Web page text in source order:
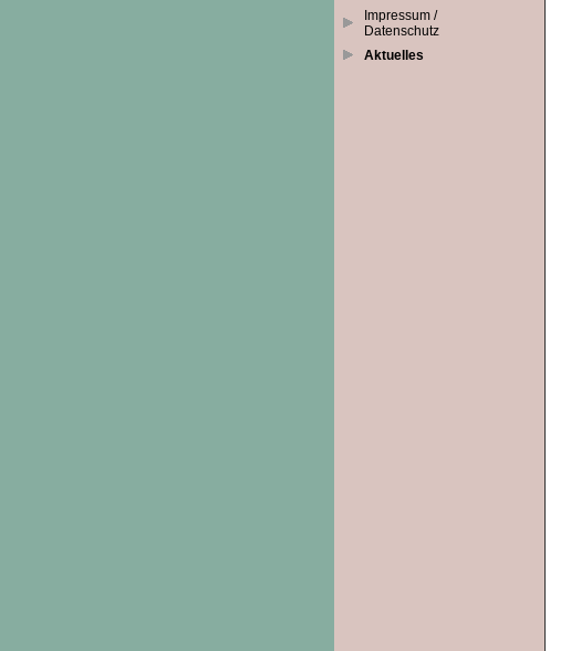
Impressum /
Datenschutz
Aktuelles